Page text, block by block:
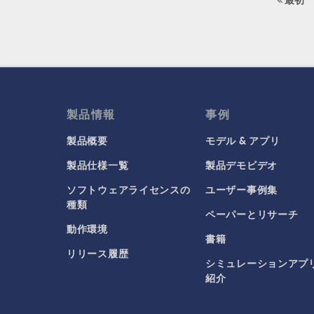
製品情報
製品概要
製品仕様一覧
ソフトウェアライセンスの
種類
動作環境
リリース履歴
事例
モデル & アプリ
製品デモビデオ
ユーザー事例集
ペーパーとリサーチ
書籍
シミュレーションアプ
紹介